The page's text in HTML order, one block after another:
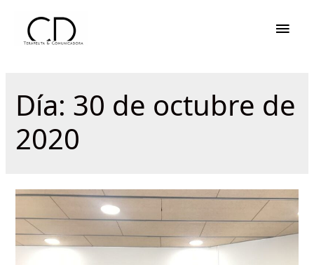
Día: 30 de octubre de
2020